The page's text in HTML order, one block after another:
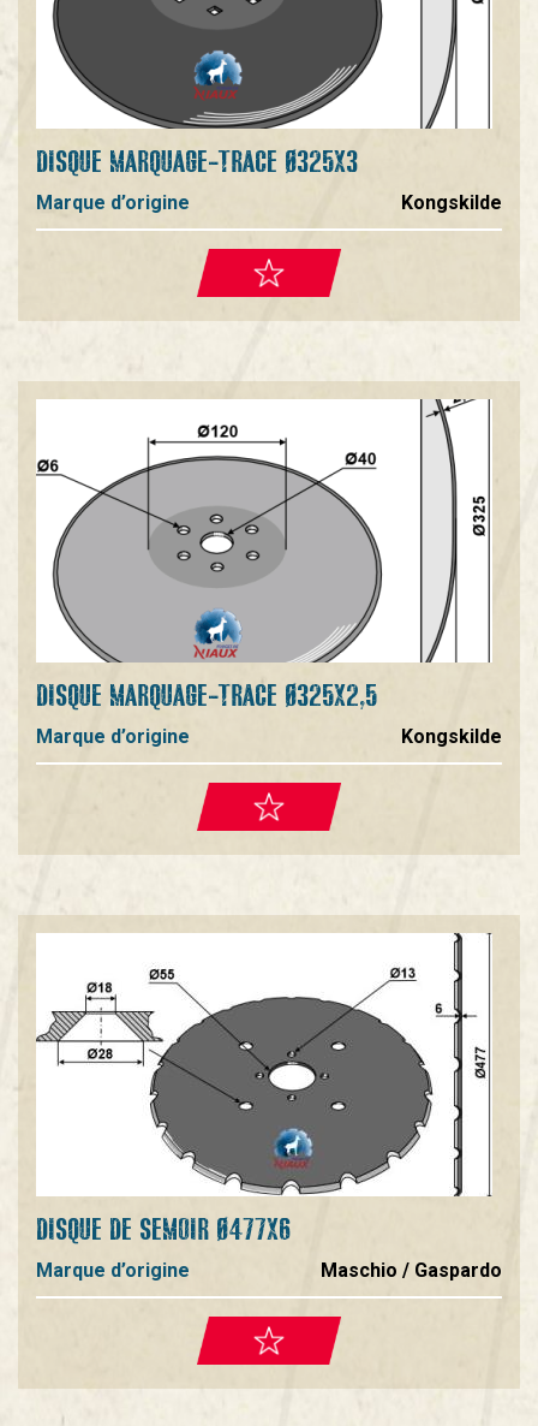
DISQUE MARQUAGE-TRACE Ø325X3
Marque d’origine Kongskilde
DISQUE MARQUAGE-TRACE Ø325X2,5
Marque d’origine Kongskilde
DISQUE DE SEMOIR Ø477X6
Marque d’origine Maschio / Gaspardo